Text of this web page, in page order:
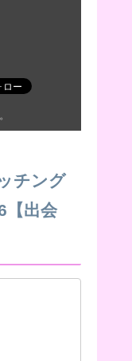
チング
【出会